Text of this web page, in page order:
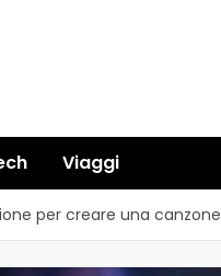
Viaggi
per creare una canzone